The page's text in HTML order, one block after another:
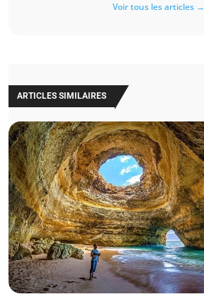
Voir tous les articles →
ARTICLES SIMILAIRES